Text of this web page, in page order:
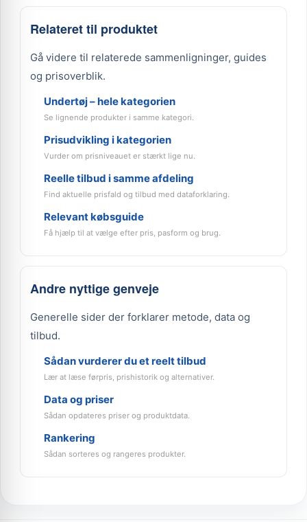
Relateret til produktet
Gå videre til relaterede sammenligninger, guides
og prisoverblik.
Undertøj – hele kategorien
Se lignende produkter i samme kategori.
Prisudvikling i kategorien
Vurder om prisniveauet er stærkt lige nu.
Reelle tilbud i samme afdeling
Find aktuelle prisfald og tilbud med dataforklaring.
Relevant købsguide
Få hjælp til at vælge efter pris, pasform og brug.
Andre nyttige genveje
Generelle sider der forklarer metode, data og
tilbud.
Sådan vurderer du et reelt tilbud
Lær at læse førpris, prishistorik og alternativer.
Data og priser
Sådan opdateres priser og produktdata.
Rankering
Sådan sorteres og rangeres produkter.